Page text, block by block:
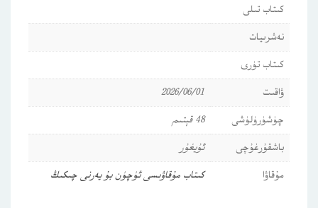
كىتاب تىلى
نەشرىيات
كىتاب تۈرى
ۋاقىت
2026/06/01
چۈشۈرۈلۈشى
48 قېتىم
باشقۇرغۇچى
ئۇيغۇر
مۇقاۋا
كىتاب مۇقاۋىسى ئۈچۈن بۇ يەرنى چىكىڭ